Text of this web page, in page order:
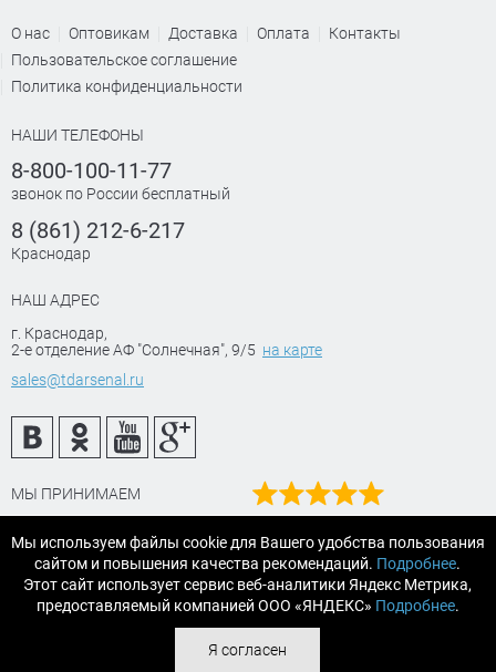
О нас Оптовикам Доставка Оплата
Контакты
Пользовательское соглашение
Политика конфиденциальности
НАШИ ТЕЛЕФОНЫ
8-800-100-11-77
звонок по России бесплатный
8 (861) 212-6-217
Краснодар
НАШ АДРЕС
г. Краснодар,
2-е отделение АФ "Солнечная", 9/5 на карте
sales@tdarsenal.ru
МЫ ПРИНИМАЕМ
на Яндекс маркет
Читайте отзывы
© 2007-2026 «АРСЕНАЛТРЕЙДИНГ Краснодар» строительные и
Мы используем файлы cookie для Вашего удобства пользования
сайтом и повышения качества рекомендаций. Подробнее.
Этот сайт использует сервис веб-аналитики Яндекс Метрика,
предоставляемый компанией ООО «ЯНДЕКС» Подробнее.
Я согласен